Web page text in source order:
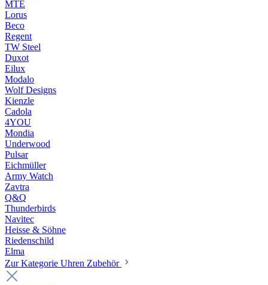
MTE
Lorus
Beco
Regent
TW Steel
Duxot
Eilux
Modalo
Wolf Designs
Kienzle
Cadola
4YOU
Mondia
Underwood
Pulsar
Eichmüller
Army Watch
Zavtra
Q&Q
Thunderbirds
Navitec
Heisse & Söhne
Riedenschild
Elma
Zur Kategorie Uhren Zubehör